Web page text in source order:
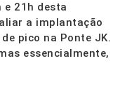
e 21h desta
a implantação
pico na Ponte JK.
essencialmente,